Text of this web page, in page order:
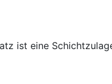
ist eine